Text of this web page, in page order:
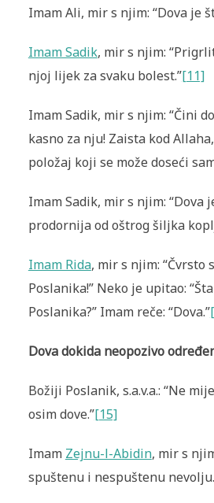
Imam Ali, mir s njim: “Dova je
Imam Sadik, mir s njim:
njoj lijek za svaku bolest.”[11]
Imam Sadik, mir s njim: “Čini
kasno za nju! Zaista kod
položaj koji se može doseći
Imam Sadik, mir s njim: “Dova
prodornija od oštrog šiljka
Imam Rida, mir s njim: “Čvrsto
Poslanika!” Neko je upitao:
Poslanika?” Imam reče: “Dova.”
Dova dokida neopozivo
Božiji Poslanik, s.a.v.a.: “Ne
osim dove.”[15]
Imam Zejnu-l-Abidin, mir s
spuštenu i nespuštenu